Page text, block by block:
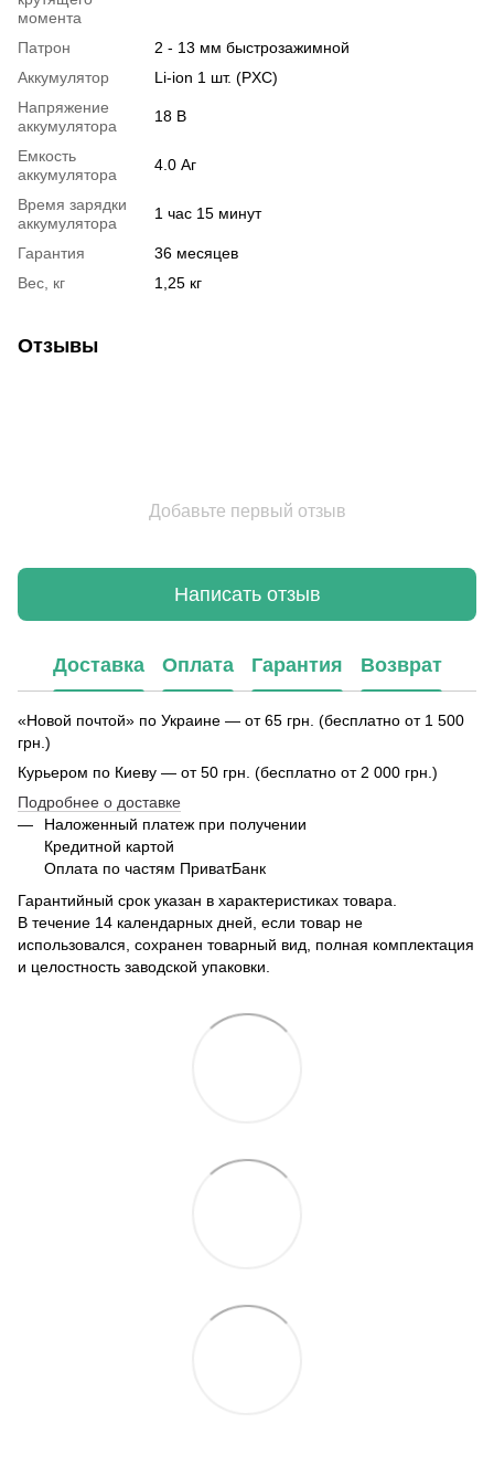
момента
Патрон
2 - 13 мм быстрозажимной
Аккумулятор
Li-ion 1 шт. (PXC)
Напряжение
аккумулятора
18 В
Емкость
аккумулятора
4.0 Аг
Время зарядки
аккумулятора
1 час 15 минут
Гарантия
36 месяцев
Вес, кг
1,25 кг
Отзывы
Добавьте первый отзыв
Написать отзыв
Доставка Оплата Гарантия Возврат
«Новой почтой» по Украине — от 65 грн. (бесплатно от 1 500
грн.)
Курьером по Киеву — от 50 грн. (бесплатно от 2 000 грн.)
Подробнее о доставке
Наложенный платеж при получении
Кредитной картой
Оплата по частям ПриватБанк
Гарантийный срок указан в характеристиках товара.
В течение 14 календарных дней, если товар не
использовался, сохранен товарный вид, полная комплектация
и целостность заводской упаковки.